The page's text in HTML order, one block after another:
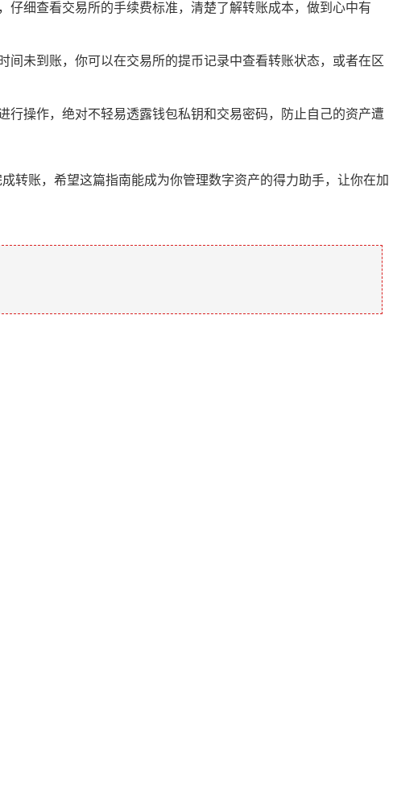
细查看交易所的手续费标准，清楚了解转账成本，做到心中有
未到账，你可以在交易所的提币记录中查看转账状态，或者在区
操作，绝对不轻易透露钱包私钥和交易密码，防止自己的资产遭
转账，希望这篇指南能成为你管理数字资产的得力助手，让你在加